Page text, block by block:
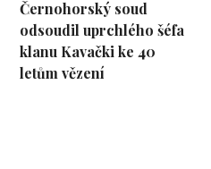
Černohorský soud
odsoudil uprchlého šéfa
klanu Kavački ke 40
letům vězení